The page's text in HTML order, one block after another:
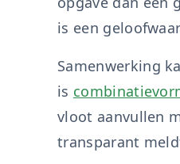
is een
Samenwerking
is
vloot aanvullen
transparant